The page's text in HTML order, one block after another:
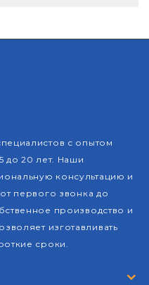
с опытом
до 20 лет. Наши
консультацию и
первого звонка до
производство и
изготавливать
сроки.